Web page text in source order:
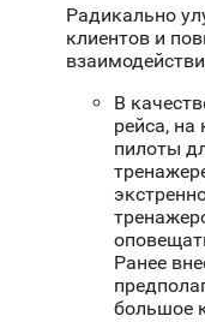
Радикально
клиентов и
В
рейса,
пилоты
Ранее
большое